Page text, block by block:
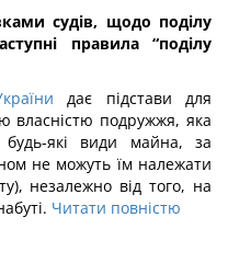
судів, щодо поділу
правила “поділу
дає підстави для
власністю подружжя, яка
будь-які види майна, за
не можуть їм належати
незалежно від того, на
Читати повністю